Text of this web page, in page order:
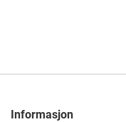
Informasjon